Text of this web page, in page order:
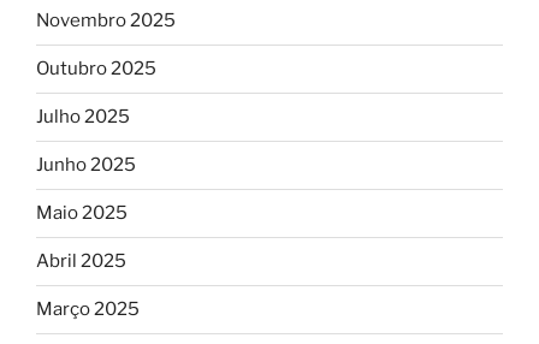
Novembro 2025
Outubro 2025
Julho 2025
Junho 2025
Maio 2025
Abril 2025
Março 2025